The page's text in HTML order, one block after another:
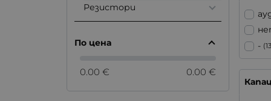
-
Резистори
По цена
0.00 € 0.00 €